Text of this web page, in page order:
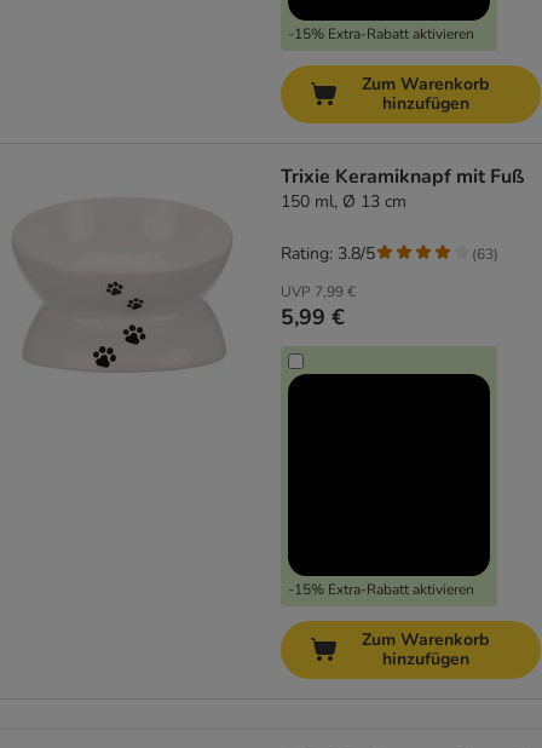
-15% Extra-Rabatt aktivieren
Zum Warenkorb
hinzufügen
Trixie Keramiknapf mit Fuß
150 ml, Ø 13 cm
UVP 7,99 €
5,99 €
-15% Extra-Rabatt aktivieren
Rating: 3.8/5 (63)
Zum Warenkorb
hinzufügen